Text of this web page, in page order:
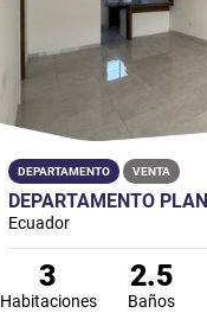
DEPARTAMENTO VENTA
Ecuador
3
Habitaciones
2.5
Baños